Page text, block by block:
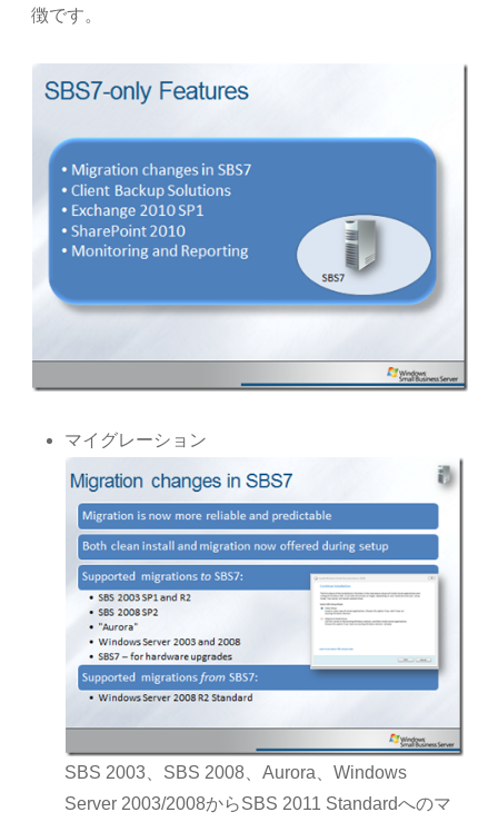
徴です。
マイグレーション
SBS 2003、SBS 2008、Aurora、Windows
Server 2003/2008からSBS 2011 Standardへのマ